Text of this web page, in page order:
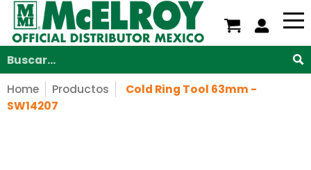
Saltar al contenido principal
Nosotros Servicios Productos Soporte
Buscar...
Home Productos
Cold Ring Tool 63mm -
SW14207